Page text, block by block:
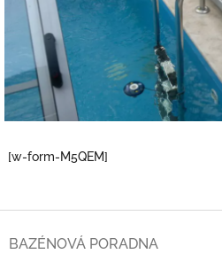
[w-form-M5QEM]
BAZÉNOVÁ PORADNA